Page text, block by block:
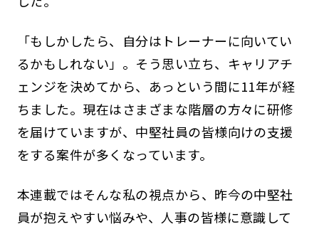
「もしかしたら、自分はトレーナーに向いてい
るかもしれない」。そう思い立ち、キャリアチ
ェンジを決めてから、あっという間に11年が経
ちました。現在はさまざまな階層の方々に研修
を届けていますが、中堅社員の皆様向けの支援
をする案件が多くなっています。
本連載ではそんな私の視点から、昨今の中堅社
員が抱えやすい悩みや、人事の皆様に意識して